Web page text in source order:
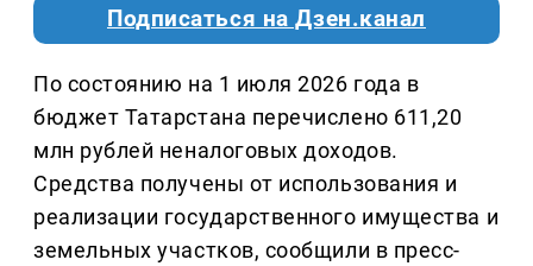
Подписаться на Дзен.канал
По состоянию на 1 июля 2026 года в
бюджет Татарстана перечислено 611,20
млн рублей неналоговых доходов.
Средства получены от использования и
реализации государственного имущества и
земельных участков, сообщили в пресс-